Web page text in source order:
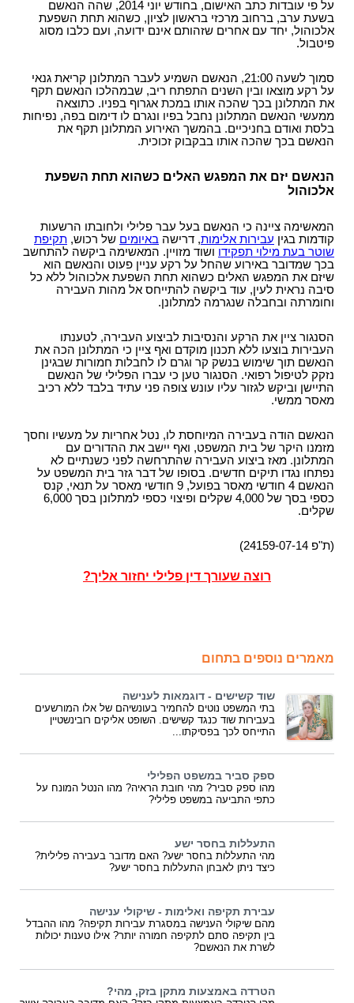
על פי עובדות כתב האישום, בחודש יוני 2014, שהה הנאשם
בשעת ערב, ברחוב מרכזי בראשון לציון, כשהוא תחת השפעת
אלכוהול, יחד עם אחרים שזהותם אינם ידועה, ועם כלבו מסוג
פיטבול.
סמוך לשעה 21:00, הנאשם השמיע לעבר המתלונן קריאת גנאי
על רקע מוצאו ובין השנים התפתח ריב, שבמהלכו הנאשם תקף
את המתלונן בכך שהכה אותו במכת אגרוף בפניו. כתוצאה
ממעשי הנאשם המתלונן נחבל בפיו ונגרם לו דימום בפה, נפיחות
בלסת ואודם בחניכיים. בהמשך האירוע המתלונן תקף את
הנאשם בכך שהכה אותו בבקבוק זכוכית.
הנאשם יזם את המפגש האלים כשהוא תחת השפעת
אלכוהול
המאשימה ציינה כי הנאשם בעל עבר פלילי ולחובתו הרשעות
קודמות בגין עבירות אלימות, דרישה באיומים של רכוש, תקיפת
שוטר בעת מילוי תפקידו ושוד מזויין. המאשימה ביקשה להתחשב
בכך שמדובר באירוע שהחל על רקע עניין פעוט והנאשם הוא
שיזם את המפגש האלים כשהוא תחת השפעת אלכוהול ללא כל
סיבה נראית לעין, עוד ביקשה להתייחס אל מהות העבירה
וחומרתה ובחבלה שנגרמה למתלונן.
הסנגור ציין את הרקע והנסיבות לביצוע העבירה, לטענתו
העבירות בוצעו ללא תכנון מוקדם ואף ציין כי המתלונן הכה את
הנאשם תוך שימוש בנשק קר וגרם לו לחבלות חמורות שבגינן
נזקק לטיפול רפואי. הסנגור טען כי עברו הפלילי של הנאשם
התיישן וביקש לגזור עליו עונש צופה פני עתיד בלבד ללא רכיב
מאסר ממשי.
הנאשם הודה בעבירה המיוחסת לו, נטל אחריות על מעשיו וחסך
מזמנו היקר של בית המשפט, ואף יישב את ההדורים עם
המתלונן. מאז ביצוע העבירה שהתרחשה לפני כשנתיים לא
נפתחו נגדו תיקים חדשים. בסופו של דבר גזר בית המשפט על
הנאשם 4 חודשי מאסר בפועל, 9 חודשי מאסר על תנאי, קנס
כספי בסך של 4,000 שקלים ופיצוי כספי למתלונן בסך 6,000
שקלים.
(ת"פ 24159-07-14)
רוצה שעורך דין פלילי יחזור אליך?
מאמרים נוספים בתחום
שוד קשישים - דוגמאות לענישה
בתי המשפט נוטים להחמיר בעונשיהם של אלו המורשעים
בעבירות שוד כנגד קשישים. השופט אליקים רובינשטיין
התייחס לכך בפסיקתו...
ספק סביר במשפט הפלילי
מהו ספק סביר? מהי חובת הראיה? מהו הנטל המונח על
כתפי התביעה במשפט פלילי?
התעללות בחסר ישע
מהי התעללות בחסר ישע? האם מדובר בעבירה פלילית?
כיצד ניתן לאבחן התעללות בחסר ישע?
עבירת תקיפה ואלימות - שיקולי ענישה
מהם שיקולי הענישה במסגרת עבירות תקיפה? מהו ההבדל
בין תקיפה סתם לתקיפה חמורה יותר? אילו טענות יכולות
לשרת את הנאשם?
הטרדה באמצעות מתקן בזק, מהי?